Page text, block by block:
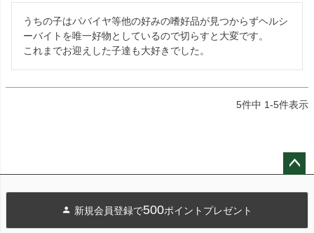
うちの子はパバイヤ等他の好みの嗜好品が見つからずヘルシ
ーバイトを唯一好物としているので切らすと大変です。
5件中 1-5件表示
へ
新規会員登録で500ポイントプレゼント